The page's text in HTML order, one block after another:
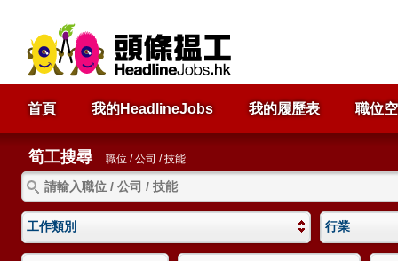
首頁 我的HeadlineJobs 我的履歷表 職位
筍工搜尋 職位 / 公司 / 技能
工作類別 行業